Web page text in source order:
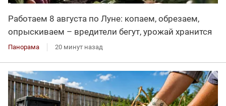
Работаем 8 августа по Луне: копаем, обрезаем,
опрыскиваем – вредители бегут, урожай хранится
Панорама 20 минут назад